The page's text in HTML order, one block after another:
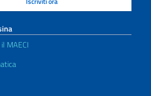
MAECI